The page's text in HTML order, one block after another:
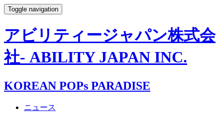
Toggle navigation
アビリティージャパン株式会
社- ABILITY JAPAN INC.
KOREAN POPs PARADISE
ニュース